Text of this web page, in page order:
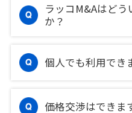
ラッコM&Aはど
か？
個人でも利用でき
価格交渉はできま